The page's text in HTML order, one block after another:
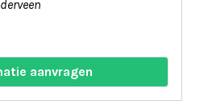
aanvragen